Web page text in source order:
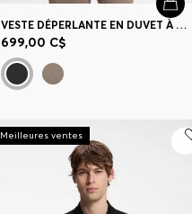
VESTE DÉPERLANTE EN DUVET À CAPUCHE AMOVIBLE
699,00 C$
Meilleures ventes